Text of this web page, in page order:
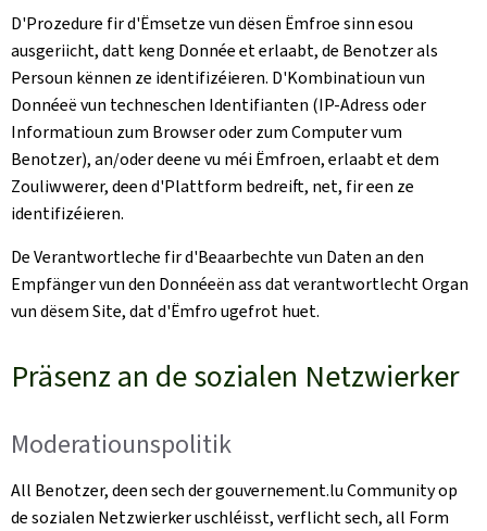
D'Prozedure fir d'Ëmsetze vun dësen Ëmfroe sinn esou
ausgeriicht, datt keng Donnée et erlaabt, de Benotzer als
Persoun kënnen ze identifizéieren. D'Kombinatioun vun
Donnéeë vun techneschen Identifianten (IP-Adress oder
Informatioun zum Browser oder zum Computer vum
Benotzer), an/oder deene vu méi Ëmfroen, erlaabt et dem
Zouliwwerer, deen d'Plattform bedreift, net, fir een ze
identifizéieren.
De Verantwortleche fir d'Beaarbechte vun Daten an den
Empfänger vun den Donnéeën ass dat verantwortlecht Organ
vun dësem Site, dat d'Ëmfro ugefrot huet.
Präsenz an de sozialen Netzwierker
Moderatiounspolitik
All Benotzer, deen sech der gouvernement.lu Community op
de sozialen Netzwierker uschléisst, verflicht sech, all Form